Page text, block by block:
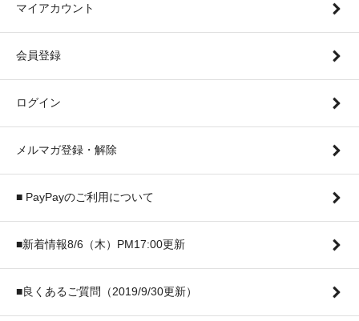
マイアカウント
会員登録
ログイン
メルマガ登録・解除
■ PayPayのご利用について
■新着情報8/6（木）PM17:00更新
■良くあるご質問（2019/9/30更新）